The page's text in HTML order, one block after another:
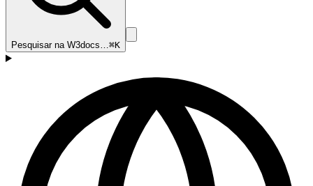
Pesquisar na W3docs…⌘K